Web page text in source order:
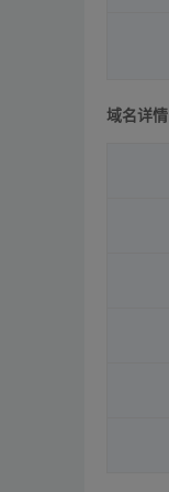
域名详情